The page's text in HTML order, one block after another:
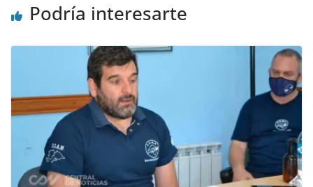
Podría interesarte